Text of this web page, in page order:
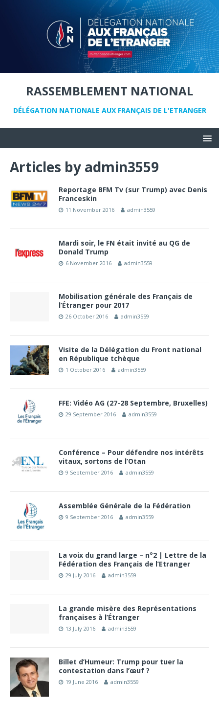
RASSEMBLEMENT NATIONAL
DÉLÉGATION NATIONALE AUX FRANÇAIS DE L'ETRANGER
Articles by admin3559
Reportage BFM Tv (sur Trump) avec Denis
Franceskin
11 November 2016 admin3559
Mardi soir, le FN était invité au QG de
Donald Trump
6 November 2016 admin3559
Mobilisation générale des Français de
l’Étranger pour 2017
26 October 2016 admin3559
Visite de la Délégation du Front national
en République tchèque
1 October 2016 admin3559
FFE: Vidéo AG (27-28 Septembre, Bruxelles)
29 September 2016 admin3559
Conférence – Pour défendre nos intérêts
vitaux, sortons de l’Otan
9 September 2016 admin3559
Assemblée Générale de la Fédération
9 September 2016 admin3559
La voix du grand large – n°2 | Lettre de la
Fédération des Français de l’Etranger
29 July 2016 admin3559
La grande misère des Représentations
françaises à l’Étranger
13 July 2016 admin3559
Billet d’Humeur: Trump pour tuer la
contestation dans l’œuf ?
19 June 2016 admin3559